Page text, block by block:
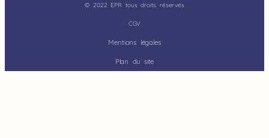
© 2022 EPR tous droits réservés
CGV
Mentions légales
Plan du site